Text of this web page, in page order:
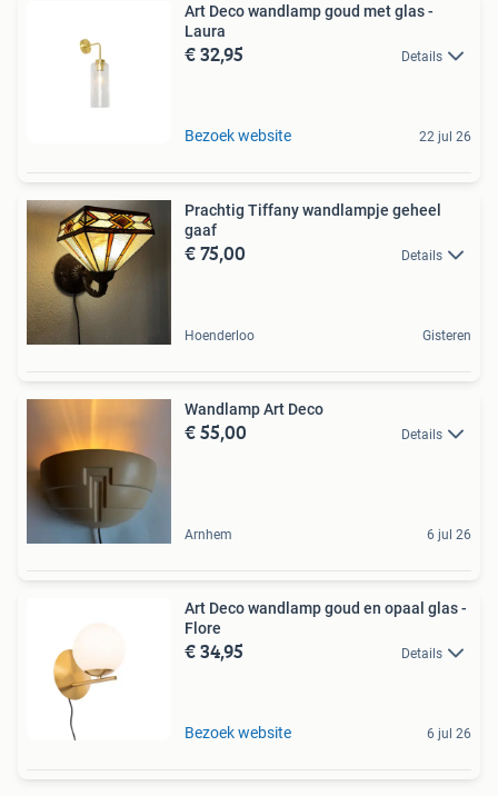
Art Deco wandlamp goud met glas -
Laura
€ 32,95 Details
Bezoek website 22 jul 26
Prachtig Tiffany wandlampje geheel
gaaf
€ 75,00 Details
Hoenderloo Gisteren
Wandlamp Art Deco
€ 55,00 Details
Arnhem 6 jul 26
Art Deco wandlamp goud en opaal glas -
Flore
€ 34,95 Details
Bezoek website 6 jul 26